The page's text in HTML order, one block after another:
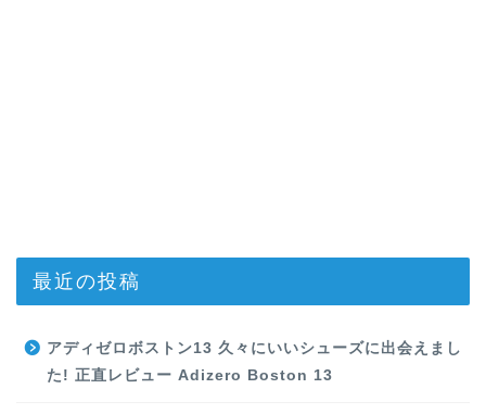
最近の投稿
アディゼロボストン13 久々にいいシューズに出会えまし
た! 正直レビュー Adizero Boston 13